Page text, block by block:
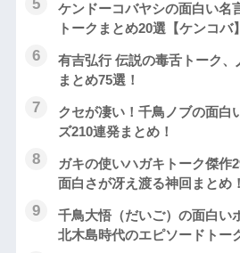
ケンドーコバヤシの面白い名
トークまとめ20選【ケンコバ】
有吉弘行 伝説の毒舌トーク
まとめ75選！
クセが凄い！千鳥ノブの面白
ズ210連発まとめ！
ガキの使いハガキトーク傑作
面白さが冴え渡る神回まとめ
千鳥大悟（だいご）の面白い
北木島時代のエピソードトー